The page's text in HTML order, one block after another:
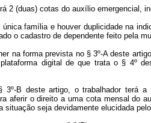
2 (duas) cotas do auxílio emergencial,
família e houver duplicidade na
o cadastro de dependente feito pela
na forma prevista no § 3º-A deste
digital de que trata o § 4º
B deste artigo, o trabalhador terá a
aferir o direito a uma cota mensal do
seja devidamente elucidada